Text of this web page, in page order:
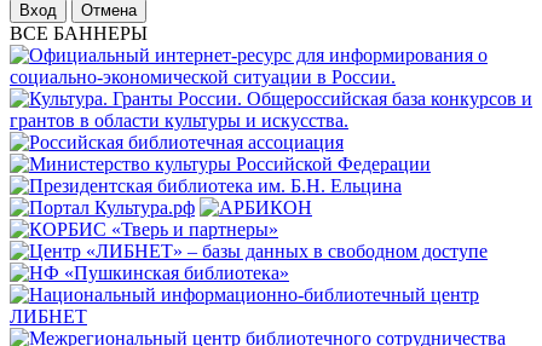
Отмена
ВСЕ БАННЕРЫ